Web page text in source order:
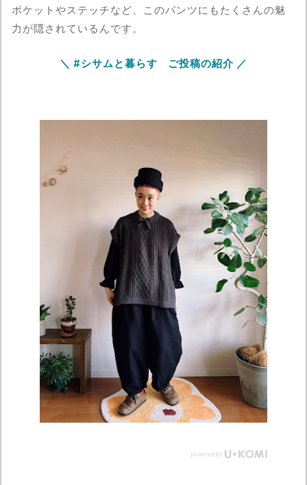
ポケットやステッチなど、このパンツにもたくさんの魅
力が隠されているんです。
＼ #シサムと暮らす ご投稿の紹介 ／